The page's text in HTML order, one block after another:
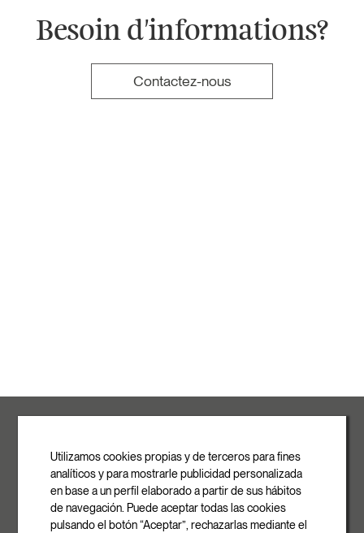
Besoin d'informations?
Contactez-nous
Ronda de la Font Grossa, 15 Pol. Ind. La Gavarra
08540 Centelles | Barcelona
E-mail
info@rovasi.com
Utilizamos cookies propias y de terceros para fines
analíticos y para mostrarle publicidad personalizada
en base a un perfil elaborado a partir de sus hábitos
de navegación. Puede aceptar todas las cookies
pulsando el botón “Aceptar”, rechazarlas mediante el